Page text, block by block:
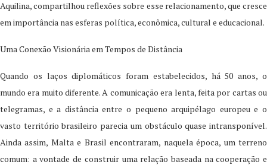
Aquilina, compartilhou reflexões sobre esse relacionamento, que cresce
em importância nas esferas política, econômica, cultural e educacional.
Uma Conexão Visionária em Tempos de Distância
Quando os laços diplomáticos foram estabelecidos, há 50 anos, o
mundo era muito diferente. A comunicação era lenta, feita por cartas ou
telegramas, e a distância entre o pequeno arquipélago europeu e o
vasto território brasileiro parecia um obstáculo quase intransponível.
Ainda assim, Malta e Brasil encontraram, naquela época, um terreno
comum: a vontade de construir uma relação baseada na cooperação e